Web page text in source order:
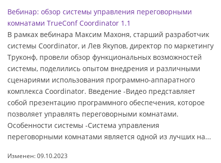
Вебинар: обзор системы управления переговорными
комнатами TrueConf Coordinator 1.1
В рамках вебинара Максим Махоня, старший разработчик
системы Coordinator, и Лев Якупов, директор по маркетингу
Труконф, провели обзор функциональных возможностей
системы, поделились опытом внедрения и различными
сценариями использования программно-аппаратного
комплекса Coordinator. Введение -Видео представляет
собой презентацию программного обеспечения, которое
позволяет управлять переговорными комнатами.
Особенности системы -Система управления
переговорными комнатами является одной из лучших на...
Изменен: 09.10.2023